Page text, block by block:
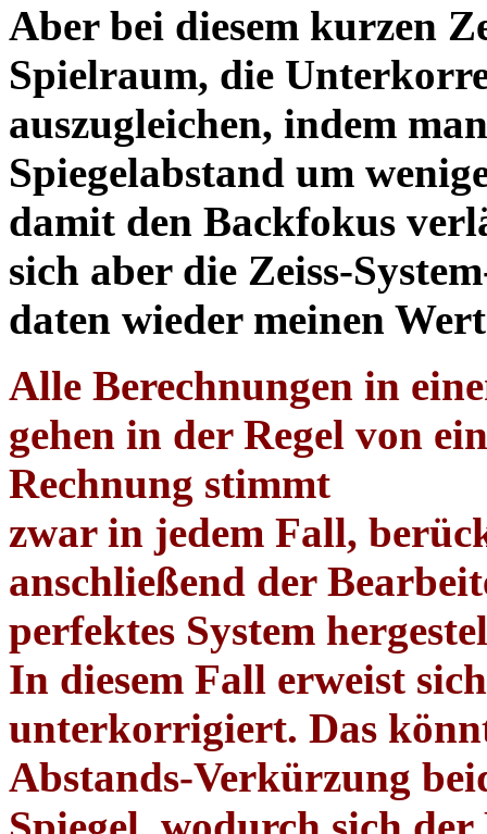
Aber bei diesem kurzen
Spielraum, die
auszugleichen, indem
Spiegelabstand um
damit den Backfokus
sich aber die Zeiss-
daten wieder meinen
Alle Berechnungen in
gehen in der Regel von
Rechnung stimmt
zwar in jedem Fall,
anschließend der
perfektes System
In diesem Fall erweist
unterkorrigiert. Das
Abstands-Verkürzung